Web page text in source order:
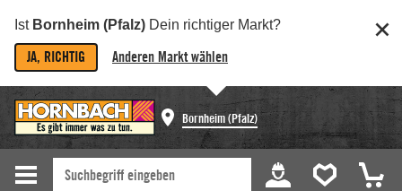
Ist Bornheim (Pfalz) Dein richtiger Markt?
JA, RICHTIG Anderen Markt wählen
Bornheim (Pfalz)